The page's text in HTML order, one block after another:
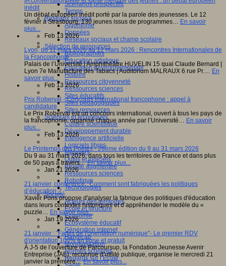
Scénarios prospectifs
Temps
Réseaux sociaux
Algorithme
Données
Réseaux sociaux et champ scolaire
Sélection de ressources
Bibliographies
Education artistique
Education environnementale
Histoire
Ressources citoyenneté
Ressources sciences
Sites éducatifs
Sites pédagogiques
Sites ressources
Sciences et techniques
Culture scientifique
Développement durable
Intelligence artificielle
Logiciels libres
Métavers
Outils et logiciels
Réalité augmentée
Ressources sciences
Robotique
Technologies
Société
Acteurs des territoires
Ecole et structure
Economie
Ecosystème éducatif
Génération internet
Handicap
Mondialisation
Normes scolaires
Regards sur l’Ecole
inédit
Un débat européen inédit porté par la parole des jeunesses. Le 12
février à Strasbourg, 130 jeunes issus de programmes… En savoir
plus...
Feb 13 2026
Lyon, du 11 mars 2026 au 12 mars 2026 : Rencontres Internationales de
la Francophonie
Palais de l’Université | Amphithéâtre HUVELIN 15 quai Claude Bernard |
Lyon 7e Manufacture des Tabacs | Auditorium MALRAUX 6 rue Pr.… En
savoir plus...
Feb 13 2026
Prix Roberval - Concours international francophone : appel à
candidature
Le Prix Roberval est un concours international, ouvert à tous les pays de
la francophonie, organisé chaque année par l’Université… En savoir
plus...
Feb 13 2026
Le Printemps des Poètes - 28ème édition du 9 au 31 mars 2026
Du 9 au 31 mars 2026, dans tous les territoires de France et dans plus
de 50 pays à travers…En savoir plus...
Jan 21 2026
21 janvier, conférence : Comment sont fabriquées les politiques
d’éducation ?
Xavier Pons propose d'analyser la fabrique des politiques d'éducation
dans leurs contextes historiques et d’appréhender le modèle du «
puzzle… En savoir plus...
Jan 19 2026
21 janvier : "Faites de l'orientation numérique"- Le premier RDV
d'orientation 100% en ligne et gratuit
À J-5 de l’ouverture de Parcoursup, la Fondation Jeunesse Avenir
Entreprise (JAE), reconnue d’utilité publique, organise le mercredi 21
janvier la première…En savoir plus...